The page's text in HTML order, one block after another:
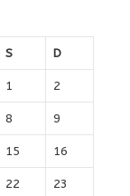
S D
1 2
8 9
15 16
22 23